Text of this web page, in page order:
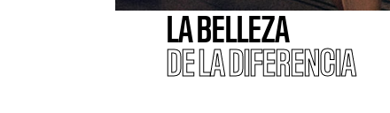
LA BELLEZA
DE LA DIFERENCIA